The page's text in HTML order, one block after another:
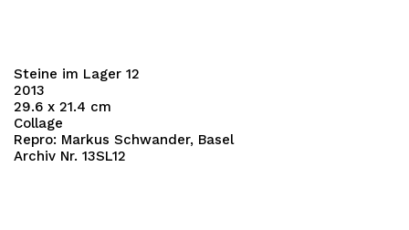
Steine im Lager 12
2013
29.6 x 21.4 cm
Collage
Repro: Markus Schwander, Basel
Archiv Nr. 13SL12